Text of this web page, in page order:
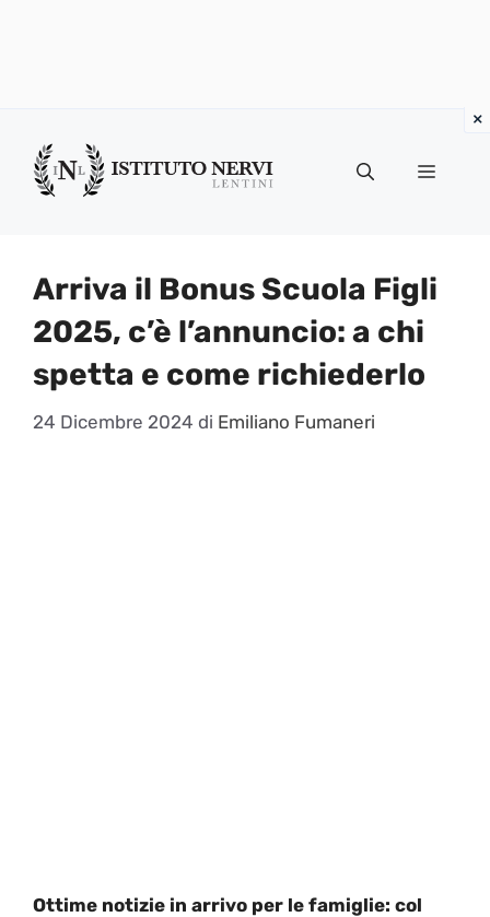
contenuto
Menu
Arriva il Bonus Scuola Figli
2025, c’è l’annuncio: a chi
spetta e come richiederlo
24 Dicembre 2024 di Emiliano Fumaneri
Ottime notizie in arrivo per le famiglie: col